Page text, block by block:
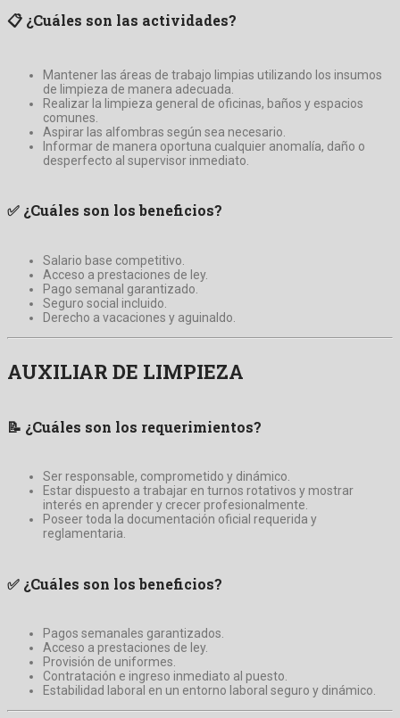
📋 ¿Cuáles son las actividades?
Mantener las áreas de trabajo limpias utilizando los insumos
de limpieza de manera adecuada.
Realizar la limpieza general de oficinas, baños y espacios
comunes.
Aspirar las alfombras según sea necesario.
Informar de manera oportuna cualquier anomalía, daño o
desperfecto al supervisor inmediato.
✅ ¿Cuáles son los beneficios?
Salario base competitivo.
Acceso a prestaciones de ley.
Pago semanal garantizado.
Seguro social incluido.
Derecho a vacaciones y aguinaldo.
AUXILIAR DE LIMPIEZA
📝 ¿Cuáles son los requerimientos?
Ser responsable, comprometido y dinámico.
Estar dispuesto a trabajar en turnos rotativos y mostrar
interés en aprender y crecer profesionalmente.
Poseer toda la documentación oficial requerida y
reglamentaria.
✅ ¿Cuáles son los beneficios?
Pagos semanales garantizados.
Acceso a prestaciones de ley.
Provisión de uniformes.
Contratación e ingreso inmediato al puesto.
Estabilidad laboral en un entorno laboral seguro y dinámico.